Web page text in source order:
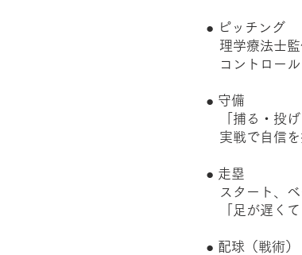
● ピッチング
理学療法士監
コントロール
● 守備
「捕る・投げ
実戦で自信を
● 走塁
スタート、ベ
「足が遅くて
● 配球（戦術）